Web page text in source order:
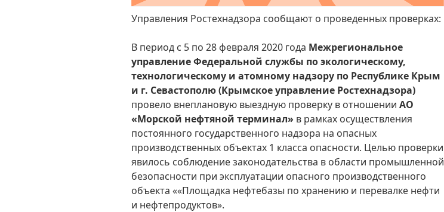
Управления Ростехнадзора сообщают о проведенных проверках:
В период с 5 по 28 февраля 2020 года Межрегиональное
управление Федеральной службы по экологическому,
технологическому и атомному надзору по Республике Крым
и г. Севастополю (Крымское управление Ростехнадзора)
провело внеплановую выездную проверку в отношении АО
«Морской нефтяной терминал» в рамках осуществления
постоянного государственного надзора на опасных
производственных объектах 1 класса опасности. Целью проверки
явилось соблюдение законодательства в области промышленной
безопасности при эксплуатации опасного производственного
объекта ««Площадка нефтебазы по хранению и перевалке нефти
и нефтепродуктов».